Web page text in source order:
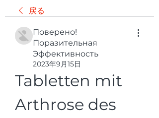
戻る
Поверено!
Поразительная
Эффективность
2023年9月15日
Tabletten mit
Arthrose des